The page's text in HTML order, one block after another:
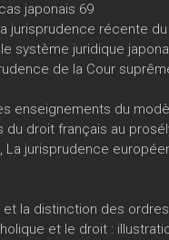
japonais 69
jurisprudence récente
système juridique
de la Cour
enseignements du
du droit français au
La jurisprudence
et la distinction des ordres
et le droit :